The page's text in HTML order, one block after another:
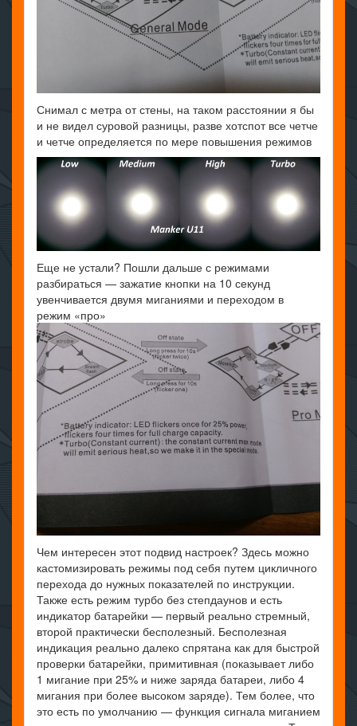
Снимал с метра от стены, на таком расстоянии я бы
и не видел суровой разницы, разве хотспот все четче
и четче определяется по мере повышения режимов
Еще не устали? Пошли дальше с режимами
разбираться — зажатие кнопки на 10 секунд
увенчивается двумя миганиями и переходом в
режим «про»
Чем интересен этот подвид настроек? Здесь можно
кастомизировать режимы под себя путем цикличного
перехода до нужных показателей по инструкции.
Также есть режим турбо без степдаунов и есть
индикатор батарейки — первый реально стремный,
второй практически бесполезный. Бесполезная
индикация реально далеко спрятана как для быстрой
проверки батарейки, примитивная (показывает либо
1 мигание при 25% и ниже заряда батареи, либо 4
мигания при более высоком заряде). Тем более, что
это есть по умолчанию — функция сигнала миганием